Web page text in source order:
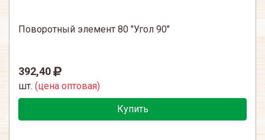
Поворотный элемент 80 "Угол 90"
392,40
шт. (цена оптовая)
Купить